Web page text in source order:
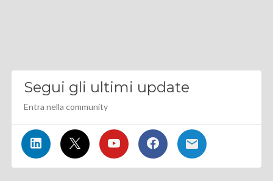
Segui gli ultimi update
Entra nella community